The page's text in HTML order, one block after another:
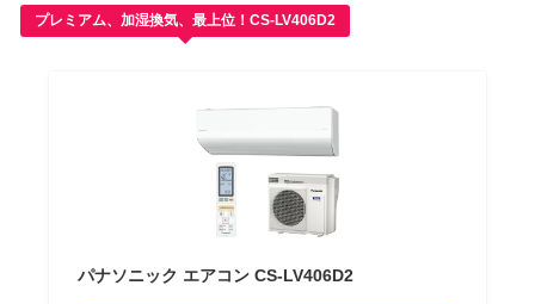
プレミアム、加湿換気、最上位！CS-LV406D2
パナソニック エアコン CS-LV406D2